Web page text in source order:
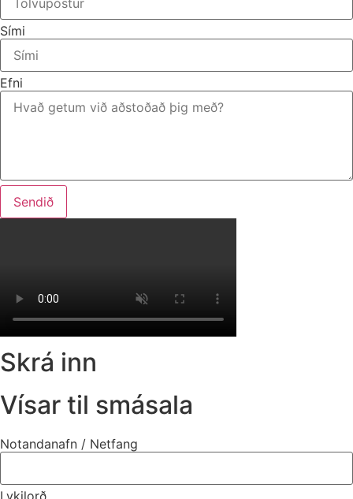
Sími
Efni
Sendið
Skrá inn
Vísar til smásala
Notandanafn / Netfang
Lykilorð